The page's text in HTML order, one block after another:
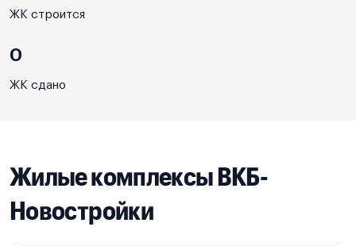
ЖК строится
0
ЖК сдано
Жилые комплексы ВКБ-
Новостройки